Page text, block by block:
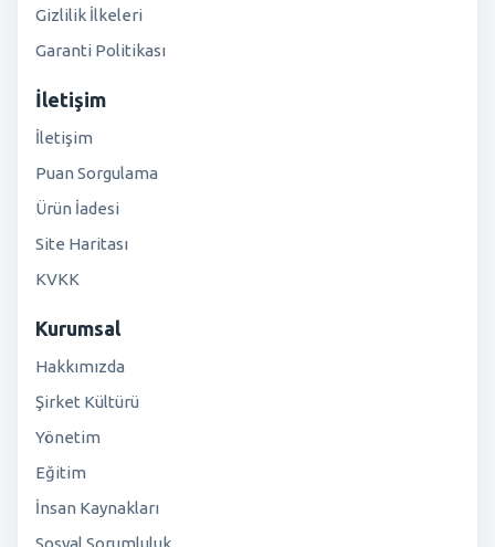
Gizlilik İlkeleri
Garanti Politikası
İletişim
İletişim
Puan Sorgulama
Ürün İadesi
Site Haritası
KVKK
Kurumsal
Hakkımızda
Şirket Kültürü
Yönetim
Eğitim
İnsan Kaynakları
Sosyal Sorumluluk